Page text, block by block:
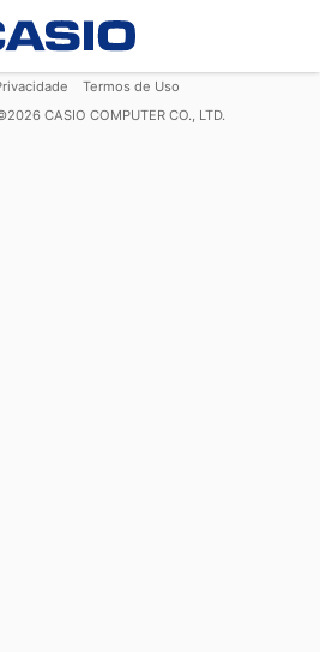
Termos de Uso
2026 CASIO COMPUTER CO., LTD.